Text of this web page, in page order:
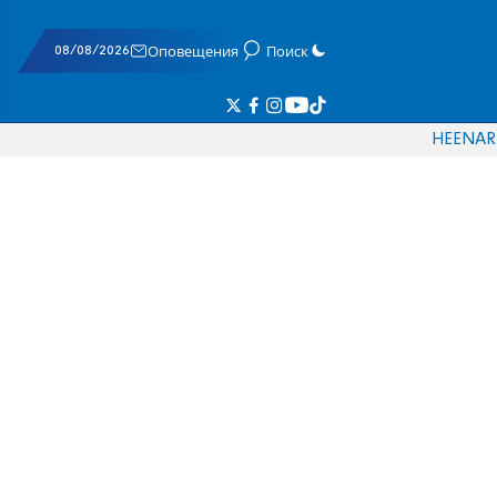
08/08/2026 Оповещения Поиск
HEENAR